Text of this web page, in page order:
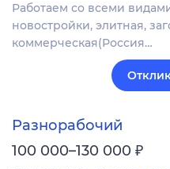
Работаем со всеми
новостройки, элитная,
коммерческая(Россия…
Разнорабочий
100 000–130 000 ₽